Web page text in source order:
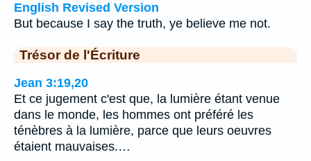
English Revised Version
But because I say the truth, ye believe me not.
Trésor de l'Écriture
Jean 3:19,20
Et ce jugement c'est que, la lumière étant venue
dans le monde, les hommes ont préféré les
ténèbres à la lumière, parce que leurs oeuvres
étaient mauvaises.…